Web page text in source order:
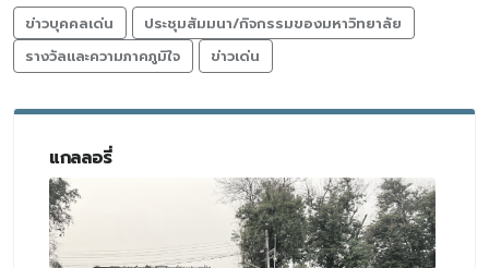
ข่าวบุคคลเด่น
ประชุมสัมมนา/กิจกรรมของมหาวิทยาลัย
รางวัลและความภาคภูมิใจ
ข่าวเด่น
แกลลอรี่